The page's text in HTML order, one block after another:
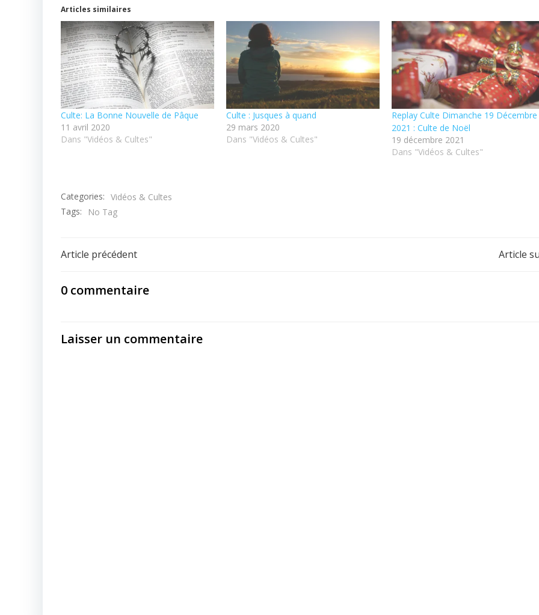
Articles similaires
Culte: La Bonne Nouvelle de Pâque
11 avril 2020
Dans "Vidéos & Cultes"
Culte : Jusques à quand
29 mars 2020
Dans "Vidéos & Cultes"
Replay Culte Dimanche 19 Décembre
2021 : Culte de Noël
19 décembre 2021
Dans "Vidéos & Cultes"
Categories: Vidéos & Cultes
Tags:
No Tag
Post
navigation
Article précédent Article
0 commentaire
Laisser un commentaire